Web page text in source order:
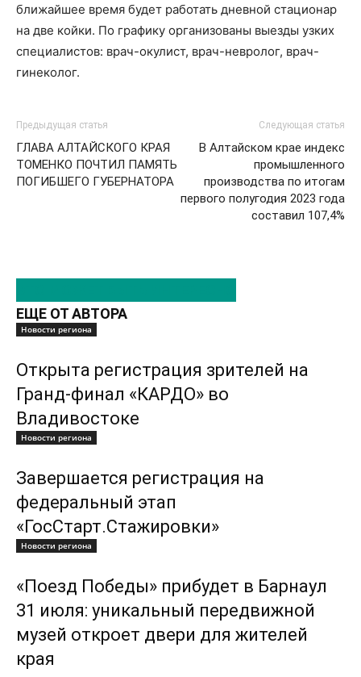
ближайшее время будет работать дневной стационар
на две койки. По графику организованы выезды узких
специалистов: врач-окулист, врач-невролог, врач-
гинеколог.
Предыдущая статья
ГЛАВА АЛТАЙСКОГО КРАЯ
ТОМЕНКО ПОЧТИЛ ПАМЯТЬ
ПОГИБШЕГО ГУБЕРНАТОРА
Следующая статья
В Алтайском крае индекс
промышленного
производства по итогам
первого полугодия 2023 года
составил 107,4%
ЕЩЕ ОТ АВТОРА
Новости региона
Открыта регистрация зрителей на
Гранд-финал «КАРДО» во
Владивостоке
Новости региона
Завершается регистрация на
федеральный этап
«ГосСтарт.Стажировки»
Новости региона
«Поезд Победы» прибудет в Барнаул
31 июля: уникальный передвижной
музей откроет двери для жителей
края